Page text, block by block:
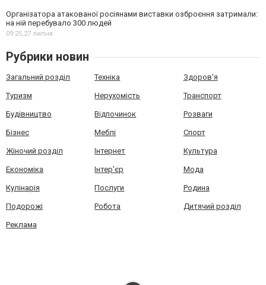
Організатора атакованої росіянами виставки озброєння затримали:
на ній перебувало 300 людей
09:25,27 липня
Рубрики новин
Загальний розділ Техніка Здоров'я
Туризм Нерухомість Транспорт
Будівництво Відпочинок Розваги
Бізнес Меблі Спорт
Жіночий розділ Інтернет Культура
Економіка Інтер'єр Мода
Кулінарія Послуги Родина
Подорожі Робота Дитячий розділ
Реклама